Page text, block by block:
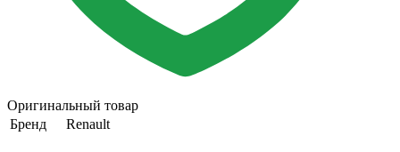
Оригинальный товар
Бренд
Renault